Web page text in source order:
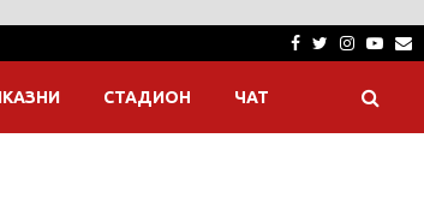
Facebook
Twitter
СТАДИОН ЧАТ